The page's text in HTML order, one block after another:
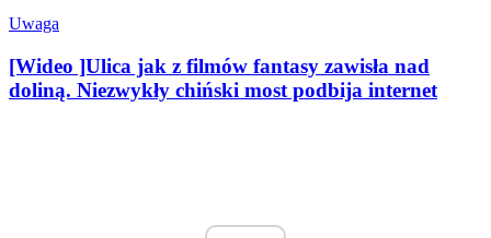
Uwaga
[Wideo ]Ulica jak z filmów fantasy zawisła nad
doliną. Niezwykły chiński most podbija internet